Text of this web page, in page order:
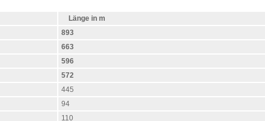
Länge in m
893
663
596
572
445
94
110